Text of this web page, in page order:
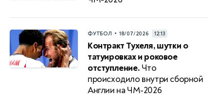
ФУТБОЛ • 18/07/2026 12:13
Контракт Тухеля, шутки о
татуировках и роковое
отступление. Что
происходило внутри сборной
Англии на ЧМ-2026